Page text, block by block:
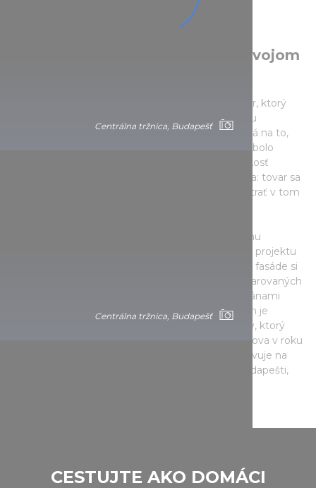
Centrálna tržnica, Budapešť
Centrálna tržnica, Budapešť
Budova je jedinečná v každom svojom
Prvý budapeštiansky starosta Károly Kamermayer, ktorý
nastúpil do funkcie v roku 1873, čelil naliehavému
problému: infraštruktúra z minulosti bola príliš malá na to,
aby zvládla rýchlo rastúci počet obyvateľov, a tak bolo
potrebné postaviť veľmi rýchlo novú tržnicu. Blízkosť
Dunaja bola dôležitým faktorom pri výbere miesta: tovar sa
dal pravidelne dodávať loďou a železnicou, ktorej trať v tom
Budova bola dokončená v roku 1897 podľa návrhu
maďarského architekta Samu Pecza. Naliehavosť projektu
našťastie nešla na úkor jeho realizácie, pretože na fasáde si
môžete všimnúť prepracované detaily a vzor z tvarovaných
tehál, ktoré tvoria s neogotickými kamennými bránami
typickú kombináciu. Azda najunikátnejším prvkom je
strecha s farebnými škridlami z porcelánu Zsolnay, ktorý
patrí tiež medzi hungariká. Nie náhodou bola budova v roku
1977 vyhlásená za pamiatku a pravidelne sa objavuje na
zoznamoch najkrajších tržníc Európy. Ak ste v Budapešti,
CESTUJTE AKO DOMÁCI